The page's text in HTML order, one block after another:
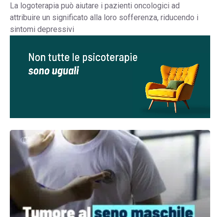
La logoterapia può aiutare i pazienti oncologici ad
attribuire un significato alla loro sofferenza, riducendo i
sintomi depressivi